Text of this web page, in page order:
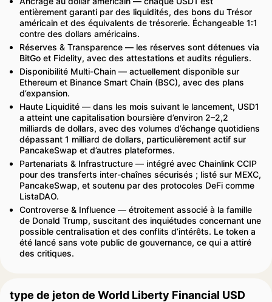
entièrement garanti par des liquidités, des bons du Trésor
américain et des équivalents de trésorerie. Échangeable 1:1
contre des dollars américains.
Réserves & Transparence — les réserves sont détenues via
BitGo et Fidelity, avec des attestations et audits réguliers.
Disponibilité Multi-Chain — actuellement disponible sur
Ethereum et Binance Smart Chain (BSC), avec des plans
d’expansion.
Haute Liquidité — dans les mois suivant le lancement, USD1
a atteint une capitalisation boursière d’environ 2–2,2
milliards de dollars, avec des volumes d’échange quotidiens
dépassant 1 milliard de dollars, particulièrement actif sur
PancakeSwap et d’autres plateformes.
Partenariats & Infrastructure — intégré avec Chainlink CCIP
pour des transferts inter-chaînes sécurisés ; listé sur MEXC,
PancakeSwap, et soutenu par des protocoles DeFi comme
ListaDAO.
Controverse & Influence — étroitement associé à la famille
de Donald Trump, suscitant des inquiétudes concernant une
possible centralisation et des conflits d’intérêts. Le token a
été lancé sans vote public de gouvernance, ce qui a attiré
des critiques.
type de jeton de World Liberty Financial USD